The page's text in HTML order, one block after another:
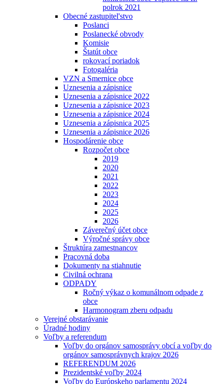
polrok 2021
Obecné zastupitel'stvo
Poslanci
Poslanecké obvody
Komisie
Štatút obce
rokovací poriadok
Fotogaléria
VZN a Smernice obce
Uznesenia a zápisnice
Uznesenia a zápisnice 2022
Uznesenia a zápisnice 2023
Uznesenia a zápisnice 2024
Uznesenia a zápisnica 2025
Uznesenia a zápisnice 2026
Hospodárenie obce
Rozpočet obce
2019
2020
2021
2022
2023
2024
2025
2026
Záverečný účet obce
Výročné správy obce
Štruktúra zamestnancov
Pracovná doba
Dokumenty na stiahnutie
Civilná ochrana
ODPADY
Ročný výkaz o komunálnom odpade z
obce
Harmonogram zberu odpadu
Verejné obstarávanie
Úradné hodiny
Voľby a referendum
Voľby do orgánov samosprávy obcí a voľby do
orgánov samosprávnych krajov 2026
REFERENDUM 2026
Prezidentské voľby 2024
Voľby do Európskeho parlamentu 2024